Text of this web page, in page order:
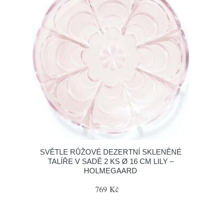
SVĚTLE RŮŽOVÉ DEZERTNÍ SKLENĚNÉ
TALÍŘE V SADĚ 2 KS Ø 16 CM LILY –
HOLMEGAARD
769 Kč